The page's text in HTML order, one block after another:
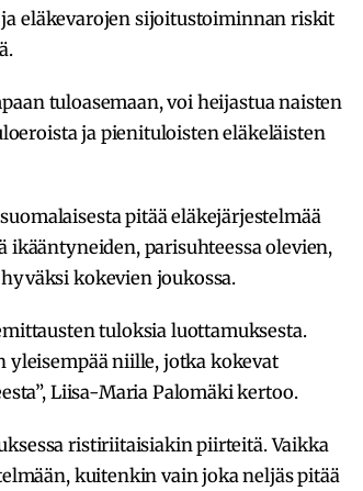
eläkevarojen sijoitustoiminnan riskit
tuloasemaan, voi heijastua naisten
ja pienituloisten eläkeläisten
pitää eläkejärjestelmää
parisuhteessa olevien,
kokevien joukossa.
tuloksia luottamuksesta.
yleisempää niille, jotka kokevat
Liisa-Maria Palomäki kertoo.
ristiriitaisiakin piirteitä. Vaikka
kuitenkin vain joka neljäs pitää